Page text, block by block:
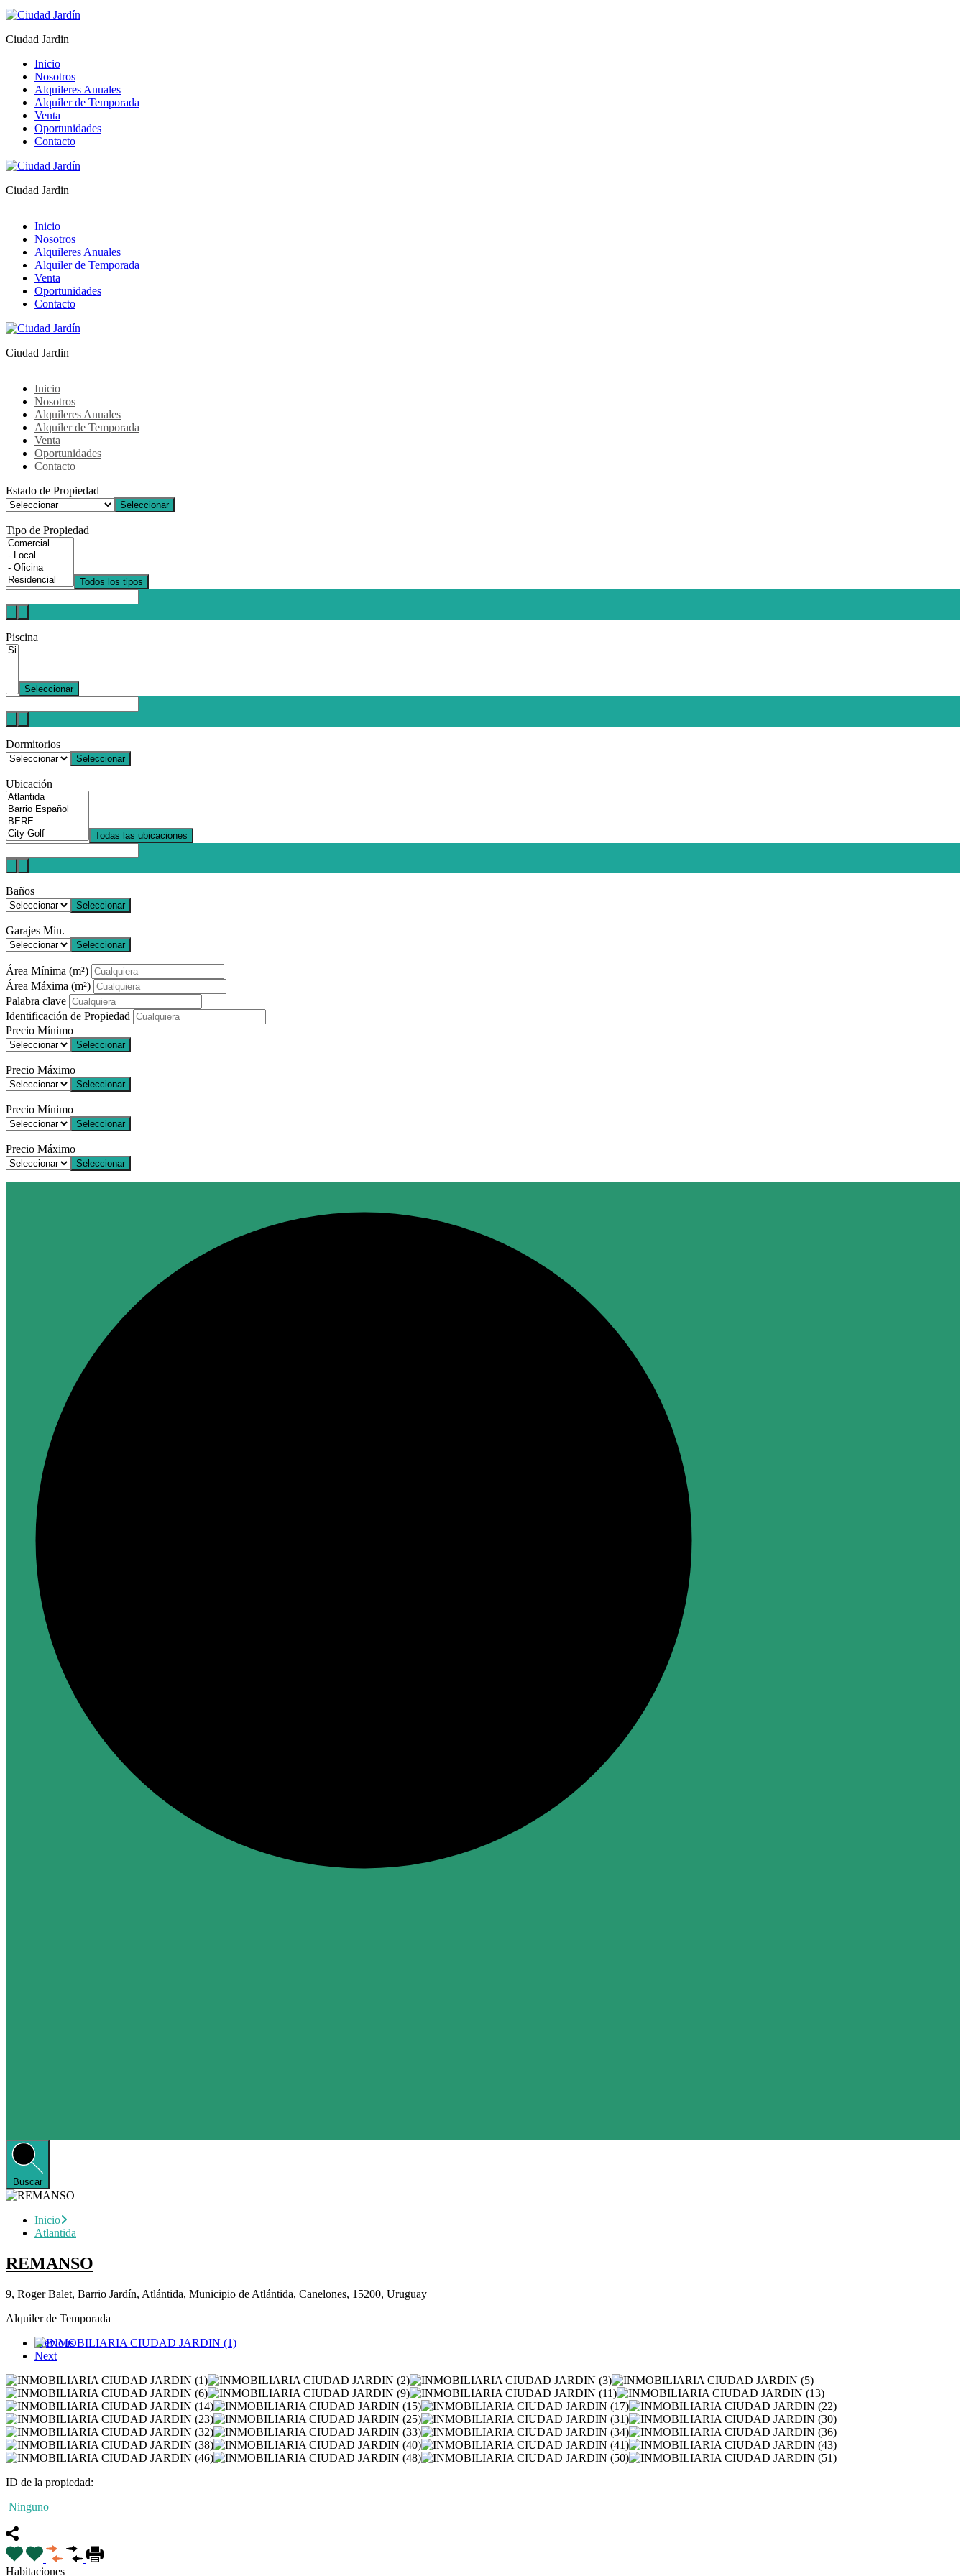
Ciudad Jardin
Inicio
Nosotros
Alquileres Anuales
Alquiler de Temporada
Venta
Oportunidades
Contacto
Ciudad Jardin
Inicio
Nosotros
Alquileres Anuales
Alquiler de Temporada
Venta
Oportunidades
Contacto
Ciudad Jardin
Inicio
Nosotros
Alquileres Anuales
Alquiler de Temporada
Venta
Oportunidades
Contacto
Estado de Propiedad
Seleccionar
Tipo de Propiedad
Todos los tipos
Piscina
Seleccionar
Dormitorios
Seleccionar
Ubicación
Todas las ubicaciones
Baños
Seleccionar
Garajes Min.
Seleccionar
Área Mínima (m²)
Área Máxima (m²)
Palabra clave
Identificación de Propiedad
Precio Mínimo
Seleccionar
Precio Máximo
Seleccionar
Precio Mínimo
Seleccionar
Precio Máximo
Seleccionar
Buscar
Inicio
Atlantida
REMANSO
9, Roger Balet, Barrio Jardín, Atlántida, Municipio de Atlántida, Canelones, 15200, Uruguay
Alquiler de Temporada
Previous
Next
ID de la propiedad:
Ninguno
Habitaciones